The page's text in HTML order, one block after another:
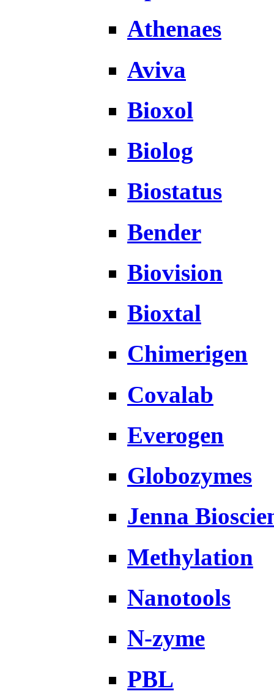
Athenaes
Aviva
Bioxol
Biolog
Biostatus
Bender
Biovision
Bioxtal
Chimerigen
Covalab
Everogen
Globozymes
Jenna
Methylation
Nanotools
N-zyme
PBL